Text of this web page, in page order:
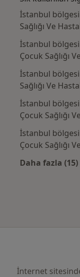
İstanbul
Sağlığı Ve
İstanbul
Çocuk Sağlığı
İstanbul
Sağlığı Ve
İstanbul
Çocuk Sağlığı
İstanbul
Çocuk Sağlığı
Daha fazla (15)
İnternet